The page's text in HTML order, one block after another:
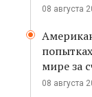
08 августа
мире за
08 августа